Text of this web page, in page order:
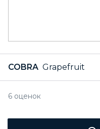
COBRA Grapefruit
6 оценок